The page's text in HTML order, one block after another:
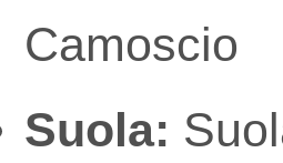
Camoscio
Suola: